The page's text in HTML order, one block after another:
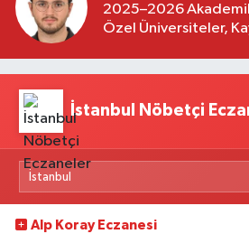
2025–2026
Özel Üniversiteler,
İstanbul Nöbetçi
Alp Koray Eczanesi